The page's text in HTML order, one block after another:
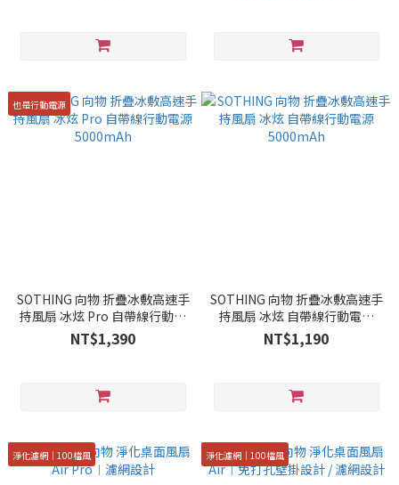
也是行動電源
SOTHING 向物 折疊冰敷高速手
持風扇 冰炫 Pro 自帶線行動電
源5000mAh
NT$1,390
SOTHING 向物 折疊冰敷高速手
持風扇 冰炫 自帶線行動電源
5000mAh
NT$1,190
淨化濾網｜100檔風 淨化濾網｜100檔風